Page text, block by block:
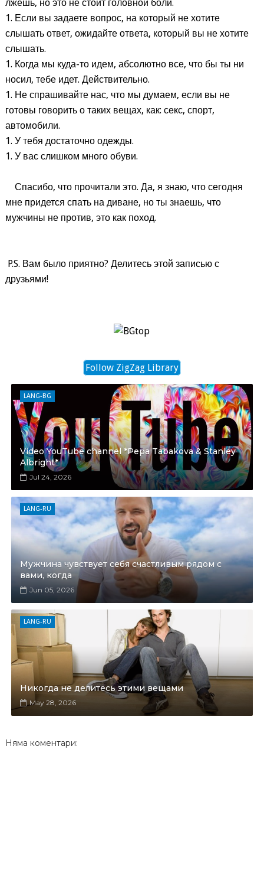
лжешь, но это не стоит головной боли.
1. Если вы задаете вопрос, на который не хотите
слышать ответ, ожидайте ответа, который вы не хотите
слышать.
1. Когда мы куда-то идем, абсолютно все, что бы ты ни
носил, тебе идет. Действительно.
1. Не спрашивайте нас, что мы думаем, если вы не
готовы говорить о таких вещах, как: секс, спорт,
автомобили.
1. У тебя достаточно одежды.
1. У вас слишком много обуви.
Спасибо, что прочитали это. Да, я знаю, что сегодня
мне придется спать на диване, но ты знаешь, что
мужчины не против, это как поход.
P.S. Вам было приятно? Делитесь этой записью с
друзьями!
Follow ZigZag Library
LANG-BG
Video YouTube channel *Pepa Tabakova & Stanley
Albright*
Jul 24, 2026
LANG-RU
Мужчина чувствует себя счастливым рядом с
вами, когда
Jun 05, 2026
LANG-RU
Никогда не делитесь этими вещами
May 28, 2026
Няма коментари: